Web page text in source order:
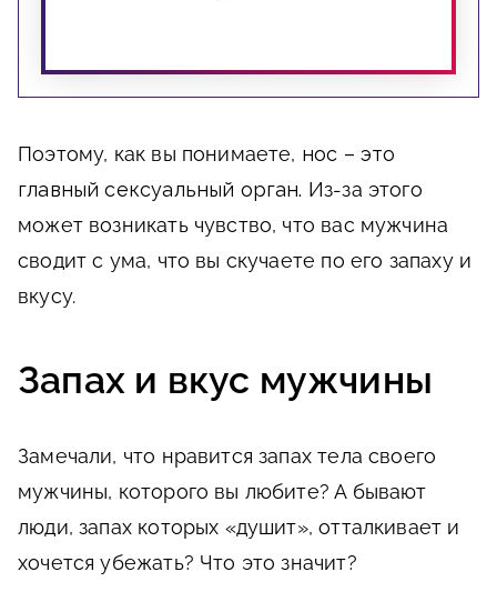
Поэтому, как вы понимаете, нос – это
главный сексуальный орган. Из-за этого
может возникать чувство, что вас мужчина
сводит с ума, что вы скучаете по его запаху и
вкусу.
Запах и вкус мужчины
Замечали, что нравится запах тела своего
мужчины, которого вы любите? А бывают
люди, запах которых «душит», отталкивает и
хочется убежать? Что это значит?